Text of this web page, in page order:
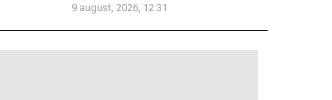
9 august, 2026, 12:31